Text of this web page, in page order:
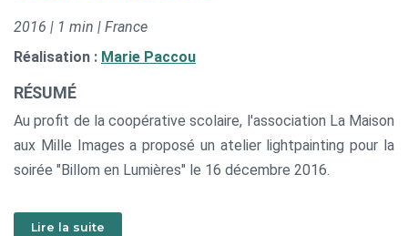
2016 | 1 min | France
Réalisation : Marie Paccou
RÉSUMÉ
Au profit de la coopérative scolaire, l'association La Maison
aux Mille Images a proposé un atelier lightpainting pour la
soirée "Billom en Lumières" le 16 décembre 2016.
Encadrement Marie Paccou.
Lire la suite